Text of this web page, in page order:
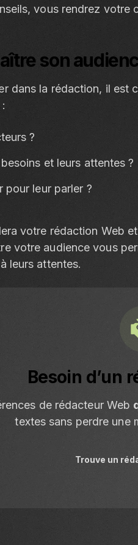
vous rendrez votre
son
dans la rédaction, il est
?
et leurs attentes ?
pour leur parler ?
votre rédaction Web
votre audience vous
leurs attentes.
Besoin d’un
de rédacteur Web
textes sans perdre une
Trouve un